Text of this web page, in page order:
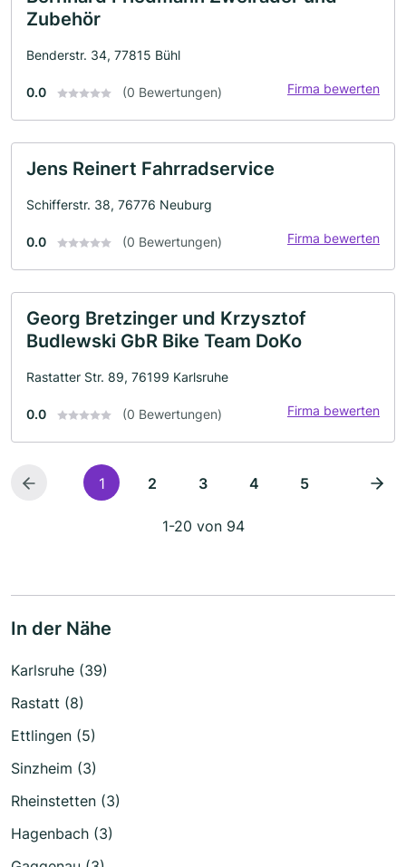
Zubehör
Benderstr. 34, 77815 Bühl
0.0 (0 Bewertungen) Firma bewerten
Jens Reinert Fahrradservice
Schifferstr. 38, 76776 Neuburg
0.0 (0 Bewertungen) Firma bewerten
Georg Bretzinger und Krzysztof
Budlewski GbR Bike Team DoKo
Rastatter Str. 89, 76199 Karlsruhe
0.0 (0 Bewertungen) Firma bewerten
1 2 3 4 5
1-20 von 94
In der Nähe
Karlsruhe (39)
Rastatt (8)
Ettlingen (5)
Sinzheim (3)
Rheinstetten (3)
Hagenbach (3)